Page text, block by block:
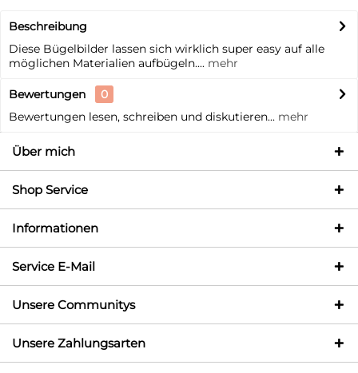
Beschreibung
Diese Bügelbilder lassen sich wirklich super easy auf alle
möglichen Materialien aufbügeln.... mehr
Bewertungen
0
Bewertungen lesen, schreiben und diskutieren... mehr
Über mich
Shop Service
Informationen
Service E-Mail
Unsere Communitys
Unsere Zahlungsarten